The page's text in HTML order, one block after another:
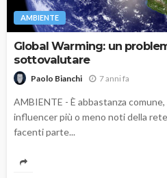
AMBIENTE
Global Warming: un
sottovalutare
Paolo Bianchi 7 anni fa
AMBIENTE - È abbastanza
influencer più o meno noti della
facenti parte...